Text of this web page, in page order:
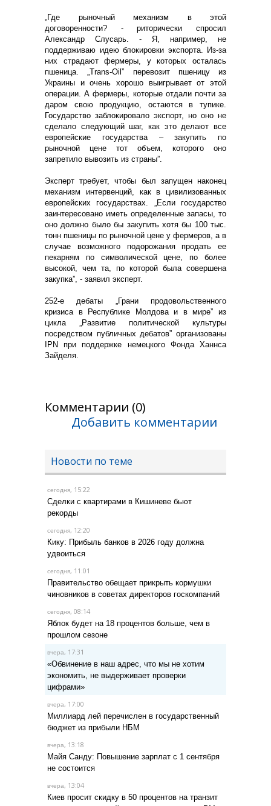
„Где рыночный механизм в этой
договоренности? - риторически спросил
Александр Слусарь. - Я, например, не
поддерживаю идею блокировки экспорта. Из-за
них страдают фермеры, у которых осталась
пшеница. „Trans-Oil” перевозит пшеницу из
Украины и очень хорошо выигрывает от этой
операции. А фермеры, которые отдали почти за
даром свою продукцию, остаются в тупике.
Государство заблокировало экспорт, но оно не
сделало следующий шаг, как это делают все
европейские государства – закупить по
рыночной цене тот объем, которого оно
запретило вывозить из страны”.
Эксперт требует, чтобы был запущен наконец
механизм интервенций, как в цивилизованных
европейских государствах. „Если государство
заинтересовано иметь определенные запасы, то
оно должно было бы закупить хотя бы 100 тыс.
тонн пшеницы по рыночной цене у фермеров, а в
случае возможного подорожания продать ее
пекарням по символической цене, по более
высокой, чем та, по которой была совершена
закупка”, - заявил эксперт.
252-е дебаты „Грани продовольственного
кризиса в Республике Молдова и в мире” из
цикла „Развитие политической культуры
посредством публичных дебатов” организованы
IPN при поддержке немецкого Фонда Ханнса
Зайделя.
Комментарии (0)
Добавить комментарии
Новости по теме
сегодня, 15:22
Сделки с квартирами в Кишиневе бьют
рекорды
сегодня, 12:20
Кику: Прибыль банков в 2026 году должна
удвоиться
сегодня, 11:01
Правительство обещает прикрыть кормушки
чиновников в советах директоров госкомпаний
сегодня, 08:14
Яблок будет на 18 процентов больше, чем в
прошлом сезоне
вчера, 17:31
«Обвинение в наш адрес, что мы не хотим
экономить, не выдерживает проверки
цифрами»
вчера, 17:00
Миллиард лей перечислен в государственный
бюджет из прибыли НБМ
вчера, 13:18
Майя Санду: Повышение зарплат с 1 сентября
не состоится
вчера, 13:04
Киев просит скидку в 50 процентов на транзит